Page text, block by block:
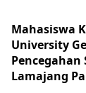
Mahasiswa
University
Lamajang